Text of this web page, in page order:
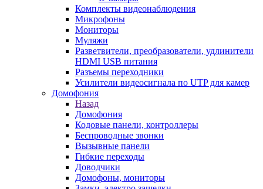
Комплекты видеонаблюдения
Микрофоны
Мониторы
Муляжи
Разветвители, преобразователи, удлинители
HDMI USB питания
Разъемы переходники
Усилители видеосигнала по UTP для камер
Домофония
Назад
Домофония
Кодовые панели, контроллеры
Беспроводные звонки
Вызывные панели
Гибкие переходы
Доводчики
Домофоны, мониторы